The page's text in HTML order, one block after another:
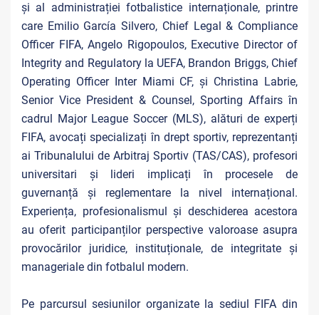
și al administrației fotbalistice internaționale, printre
care Emilio García Silvero, Chief Legal & Compliance
Officer FIFA, Angelo Rigopoulos, Executive Director of
Integrity and Regulatory la UEFA, Brandon Briggs, Chief
Operating Officer Inter Miami CF, și Christina Labrie,
Senior Vice President & Counsel, Sporting Affairs în
cadrul Major League Soccer (MLS), alături de experți
FIFA, avocați specializați în drept sportiv, reprezentanți
ai Tribunalului de Arbitraj Sportiv (TAS/CAS), profesori
universitari și lideri implicați în procesele de
guvernanță și reglementare la nivel internațional.
Experiența, profesionalismul și deschiderea acestora
au oferit participanților perspective valoroase asupra
provocărilor juridice, instituționale, de integritate și
manageriale din fotbalul modern.
Pe parcursul sesiunilor organizate la sediul FIFA din